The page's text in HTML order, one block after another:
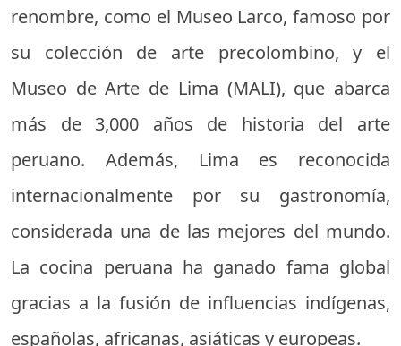
renombre, como el Museo Larco, famoso por
su colección de arte precolombino, y el
Museo de Arte de Lima (MALI), que abarca
más de 3,000 años de historia del arte
peruano. Además, Lima es reconocida
internacionalmente por su gastronomía,
considerada una de las mejores del mundo.
La cocina peruana ha ganado fama global
gracias a la fusión de influencias indígenas,
españolas, africanas, asiáticas y europeas.